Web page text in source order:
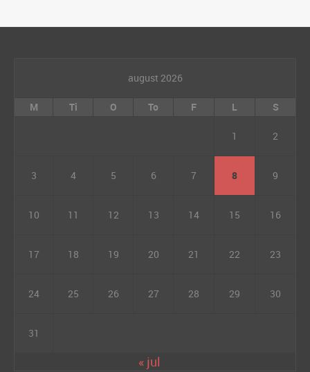
august 2026
M Ti O To F L S
1 2
3 4 5 6 7 8 9
10 11 12 13 14 15 16
17 18 19 20 21 22 23
24 25 26 27 28 29 30
31
« jul